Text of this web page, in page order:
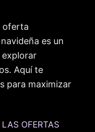
oferta
es un
Aquí te
para maximizar
OFERTAS